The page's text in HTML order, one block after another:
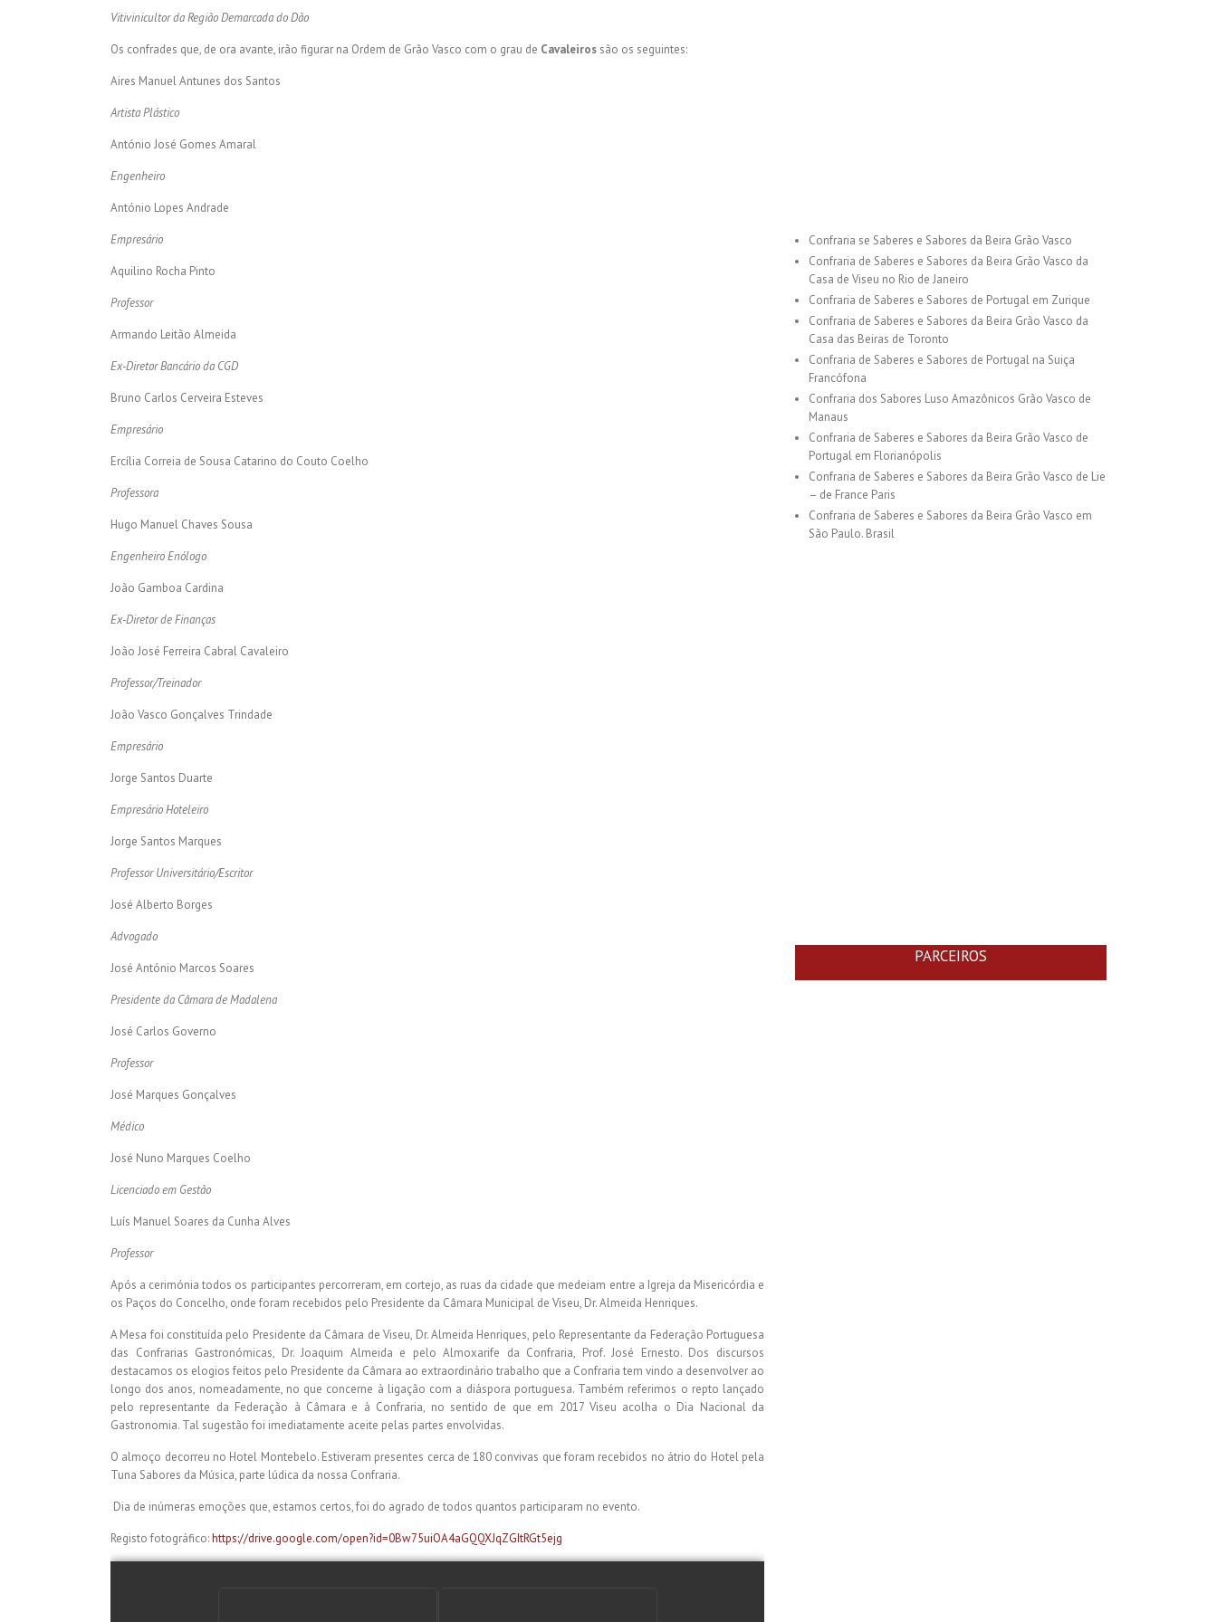
Vitivinicultor da Região Demarcada do Dão
Os confrades que, de ora avante, irão figurar na Ordem de Grão Vasco com o grau de Cavaleiros são os seguintes:
Aires Manuel Antunes dos Santos
Artista Plástico
António José Gomes Amaral
Engenheiro
António Lopes Andrade
Empresário
Aquilino Rocha Pinto
Professor
Armando Leitão Almeida
Ex-Diretor Bancário da CGD
Bruno Carlos Cerveira Esteves
Empresário
Ercília Correia de Sousa Catarino do Couto Coelho
Professora
Hugo Manuel Chaves Sousa
Engenheiro Enólogo
João Gamboa Cardina
Ex-Diretor de Finanças
João José Ferreira Cabral Cavaleiro
Professor/Treinador
João Vasco Gonçalves Trindade
Empresário
Jorge Santos Duarte
Empresário Hoteleiro
Jorge Santos Marques
Professor Universitário/Escritor
José Alberto Borges
Advogado
José António Marcos Soares
Presidente da Câmara de Madalena
José Carlos Governo
Professor
José Marques Gonçalves
Médico
José Nuno Marques Coelho
Licenciado em Gestão
Luís Manuel Soares da Cunha Alves
Professor
Após a cerimónia todos os participantes percorreram, em cortejo, as ruas da cidade que medeiam entre a Igreja da Misericórdia e
os Paços do Concelho, onde foram recebidos pelo Presidente da Câmara Municipal de Viseu, Dr. Almeida Henriques.
A Mesa foi constituída pelo Presidente da Câmara de Viseu, Dr. Almeida Henriques, pelo Representante da Federação Portuguesa
das Confrarias Gastronómicas, Dr. Joaquim Almeida e pelo Almoxarife da Confraria, Prof. José Ernesto. Dos discursos
destacamos os elogios feitos pelo Presidente da Câmara ao extraordinário trabalho que a Confraria tem vindo a desenvolver ao
longo dos anos, nomeadamente, no que concerne à ligação com a diáspora portuguesa. Também referimos o repto lançado
pelo representante da Federação à Câmara e à Confraria, no sentido de que em 2017 Viseu acolha o Dia Nacional da
Gastronomia. Tal sugestão foi imediatamente aceite pelas partes envolvidas.
O almoço decorreu no Hotel Montebelo. Estiveram presentes cerca de 180 convivas que foram recebidos no átrio do Hotel pela
Tuna Sabores da Música, parte lúdica da nossa Confraria.
Dia de inúmeras emoções que, estamos certos, foi do agrado de todos quantos participaram no evento.
Registo fotográfico:https://drive.google.com/open?id=0Bw75uiOA4aGQQXJqZGItRGt5ejg
Confraria se Saberes e Sabores da Beira Grão Vasco
Confraria de Saberes e Sabores da Beira Grão Vasco da
Casa de Viseu no Rio de Janeiro
Confraria de Saberes e Sabores de Portugal em Zurique
Confraria de Saberes e Sabores da Beira Grão Vasco da
Casa das Beiras de Toronto
Confraria de Saberes e Sabores de Portugal na Suiça
Francófona
Confraria dos Sabores Luso Amazônicos Grão Vasco de
Manaus
Confraria de Saberes e Sabores da Beira Grão Vasco de
Portugal em Florianópolis
Confraria de Saberes e Sabores da Beira Grão Vasco de Lie
– de France Paris
Confraria de Saberes e Sabores da Beira Grão Vasco em
São Paulo. Brasil
PARCEIROS